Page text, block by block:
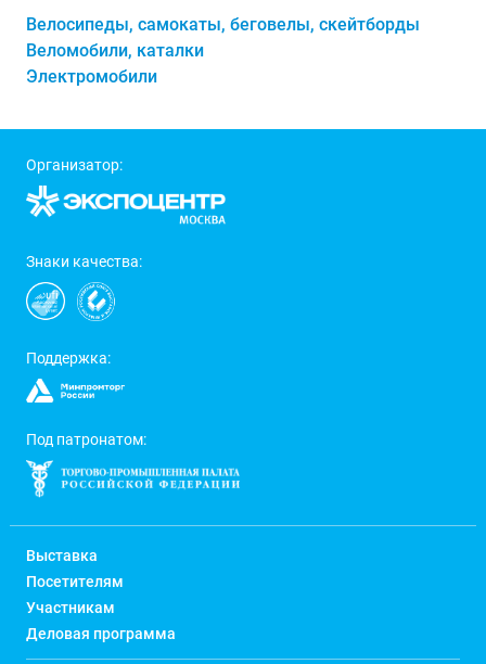
Велосипеды, самокаты, беговелы, скейтборды
Веломобили, каталки
Электромобили
Организатор:
Знаки качества:
Поддержка:
Под патронатом:
Выставка
Посетителям
Участникам
Деловая программа